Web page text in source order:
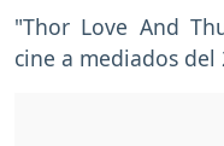
"Thor Love And
cine a mediados del